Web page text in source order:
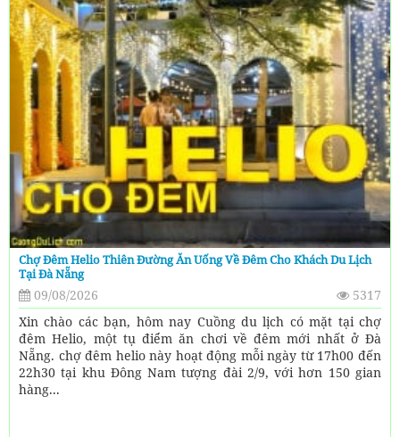
Chợ Đêm Helio Thiên Đường Ăn Uống Về Đêm Cho Khách Du Lịch
Tại Đà Nẵng
09/08/2026
5317
Xin chào các bạn, hôm nay Cuồng du lịch có mặt tại chợ
đêm Helio, một tụ điểm ăn chơi về đêm mới nhất ở Đà
Nẵng. chợ đêm helio này hoạt động mỗi ngày từ 17h00 đến
22h30 tại khu Đông Nam tượng đài 2/9, với hơn 150 gian
hàng...